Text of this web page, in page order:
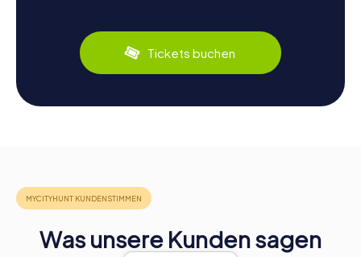
Tickets buchen
Was unsere Kunden sagen